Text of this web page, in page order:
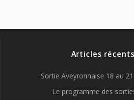
Articles récents
Sortie Aveyronnaise 18 au
Le programme des